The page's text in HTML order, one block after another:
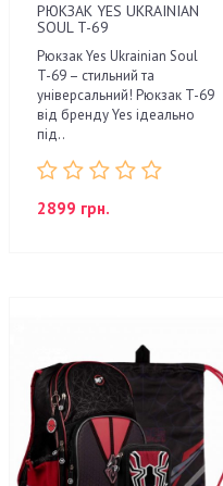
РЮКЗАК YES UKRAINIAN
SOUL T-69
Рюкзак Yes Ukrainian Soul
T-69 – стильний та
універсальний! Рюкзак T-69
від бренду Yes ідеально
під..
2899 грн.